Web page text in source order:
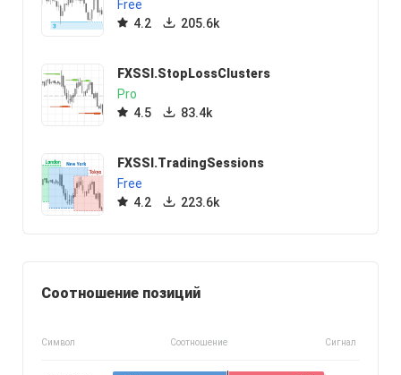
Free
4.2
205.6k
FXSSI.StopLossClusters
Pro
4.5
83.4k
FXSSI.TradingSessions
Free
4.2
223.6k
Соотношение позиций
Символ Соотношение Сигнал